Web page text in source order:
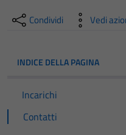
Condividi Vedi
INDICE DELLA PAGINA
Incarichi
Contatti